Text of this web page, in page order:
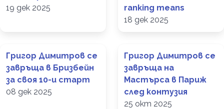
19 дек 2025
ranking means
18 дек 2025
Григор Димитров се
завръща в Бризбейн
за своя 10-и старт
08 дек 2025
Григор Димитров се
завръща на
Мастърса в Париж
след контузия
25 окт 2025